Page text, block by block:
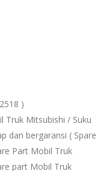
)
Truk Mitsubishi / Suku
dan bergaransi ( Spare
Part Mobil Truk
part Mobil Truk